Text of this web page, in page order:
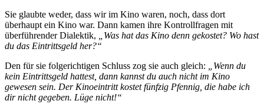
Sie glaubte weder, dass wir im Kino waren, noch, dass dort
überhaupt ein Kino war. Dann kamen ihre Kontrollfragen mit
überführender Dialektik,
„Was hat das Kino denn gekostet? Wo hast
du das Eintrittsgeld her?“
Den für sie folgerichtigen Schluss zog sie auch gleich:
„Wenn du
kein Eintrittsgeld hattest, dann kannst du auch nicht im Kino
gewesen sein. Der Kinoeintritt kostet fünfzig Pfennig, die habe ich
dir nicht gegeben. Lüge nicht!“